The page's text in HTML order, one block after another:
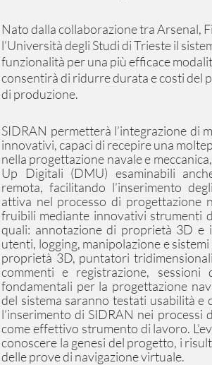
Nato dalla collaborazione tra Arsenal,
l’Università degli Studi di Trieste il
funzionalità per una più efficace
consentirà di ridurre durata e costi del
di produzione.
SIDRAN permetterà l’integrazione di
innovativi, capaci di recepire una
nella progettazione navale e
Up Digitali (DMU) esaminabili
remota, facilitando l’inserimento
attiva nel processo di progettazione
fruibili mediante innovativi strumenti
quali: annotazione di proprietà 3D e
utenti, logging, manipolazione e
proprietà 3D, puntatori
commenti e registrazione,
fondamentali per la progettazione
del sistema saranno testati usabilità
l’inserimento di SIDRAN nei
come effettivo strumento di lavoro.
conoscere la genesi del progetto, i
delle prove di navigazione virtuale.